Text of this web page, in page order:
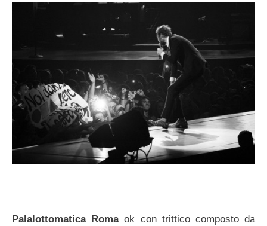
Palalottomatica Romaok con trittico composto da